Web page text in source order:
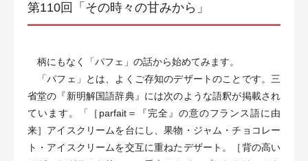
第110回「その時々の甘みから」
柄にもなく「パフェ」の話から始めてみます。
「パフェ」とは、よくご存知のデザートのことです。三
省堂の『新明解国語辞典』には次のような語釈が掲載され
ています。「［parfait＝『完全』の意のフランス語に由
来］アイスクリームを台にし、果物・ジャム・チョコレー
ト・アイスクリームを交互に重ねたデザート。［背の高い